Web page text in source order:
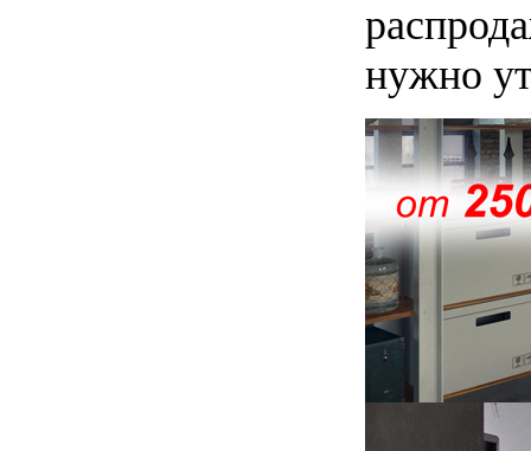
нужно